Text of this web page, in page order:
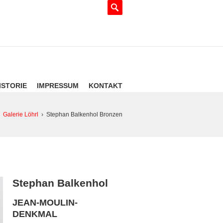
IMPRESSUM KONTAKT
Galerie Löhrl › Stephan Balkenhol Bronzen
Stephan Balkenhol
JEAN-MOULIN-
DENKMAL